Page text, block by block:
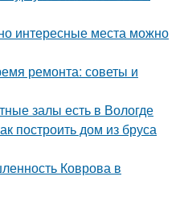
интересные места можно
ремонта: советы и
залы есть в Вологде
построить дом из бруса
Коврова в